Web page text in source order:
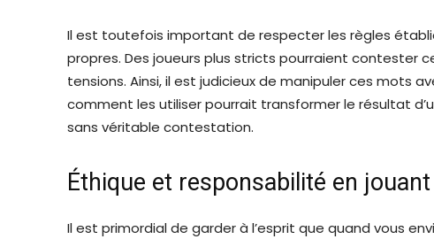
Il est toutefois important de respecter les règles
propres. Des joueurs plus stricts pourraient contester
tensions. Ainsi, il est judicieux de manipuler ces mots
comment les utiliser pourrait transformer le résultat
sans véritable contestation.
Éthique et responsabilité en jouant
Il est primordial de garder à l’esprit que quand vous